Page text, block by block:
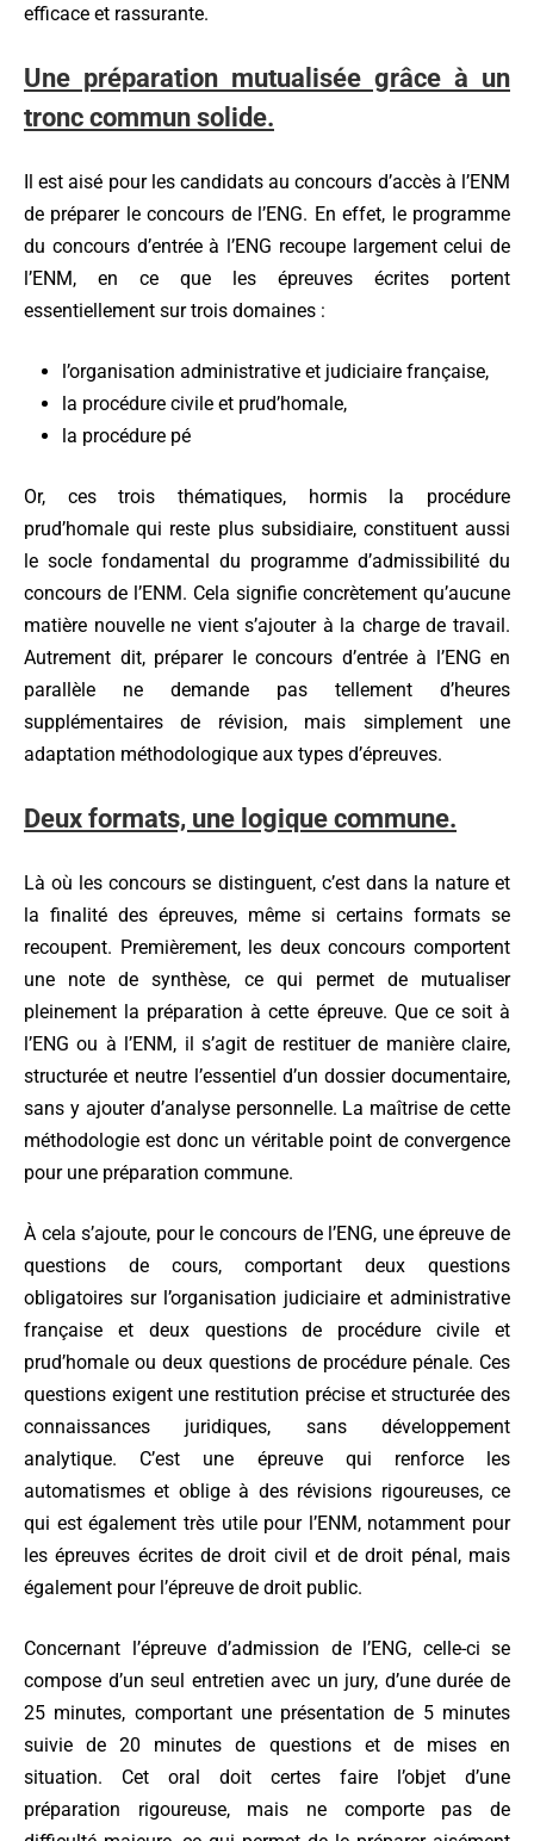
efficace et rassurante.
Une préparation mutualisée grâce à un
tronc commun solide.
Il est aisé pour les candidats au concours d’accès à l’ENM
de préparer le concours de l’ENG. En effet, le programme
du concours d’entrée à l’ENG recoupe largement celui de
l’ENM, en ce que les épreuves écrites portent
essentiellement sur trois domaines :
l’organisation administrative et judiciaire française,
la procédure civile et prud’homale,
la procédure pé
Or, ces trois thématiques, hormis la procédure
prud’homale qui reste plus subsidiaire, constituent aussi
le socle fondamental du programme d’admissibilité du
concours de l’ENM. Cela signifie concrètement qu’aucune
matière nouvelle ne vient s’ajouter à la charge de travail.
Autrement dit, préparer le concours d’entrée à l’ENG en
parallèle ne demande pas tellement d’heures
supplémentaires de révision, mais simplement une
adaptation méthodologique aux types d’épreuves.
Deux formats, une logique commune.
Là où les concours se distinguent, c’est dans la nature et
la finalité des épreuves, même si certains formats se
recoupent. Premièrement, les deux concours comportent
une note de synthèse, ce qui permet de mutualiser
pleinement la préparation à cette épreuve. Que ce soit à
l’ENG ou à l’ENM, il s’agit de restituer de manière claire,
structurée et neutre l’essentiel d’un dossier documentaire,
sans y ajouter d’analyse personnelle. La maîtrise de cette
méthodologie est donc un véritable point de convergence
pour une préparation commune.
À cela s’ajoute, pour le concours de l’ENG, une épreuve de
questions de cours, comportant deux questions
obligatoires sur l’organisation judiciaire et administrative
française et deux questions de procédure civile et
prud’homale ou deux questions de procédure pénale. Ces
questions exigent une restitution précise et structurée des
connaissances juridiques, sans développement
analytique. C’est une épreuve qui renforce les
automatismes et oblige à des révisions rigoureuses, ce
qui est également très utile pour l’ENM, notamment pour
les épreuves écrites de droit civil et de droit pénal, mais
également pour l’épreuve de droit public.
Concernant l’épreuve d’admission de l’ENG, celle-ci se
compose d’un seul entretien avec un jury, d’une durée de
25 minutes, comportant une présentation de 5 minutes
suivie de 20 minutes de questions et de mises en
situation. Cet oral doit certes faire l’objet d’une
préparation rigoureuse, mais ne comporte pas de